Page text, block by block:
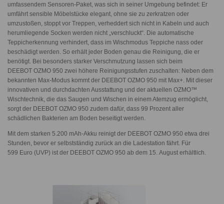
umfassendem Sensoren-Paket, was sich in seiner Umgebung befindet: Er
umfährt sensible Möbelstücke elegant, ohne sie zu zerkratzen oder
umzustoßen, stoppt vor Treppen, verheddert sich nicht in Kabeln und auch
herumliegende Socken werden nicht „verschluckt“. Die automatische
Teppicherkennung verhindert, dass im Wischmodus Teppiche nass oder
beschädigt werden. So erhält jeder Boden genau die Reinigung, die er
benötigt. Bei besonders starker Verschmutzung lassen sich beim
DEEBOT OZMO 950 zwei höhere Reinigungsstufen zuschalten: Neben dem
bekannten Max-Modus kommt der DEEBOT OZMO 950 mit Max+. Mit dieser
innovativen und durchdachten Ausstattung und der aktuellen OZMO™
Wischtechnik, die das Saugen und Wischen in einem Atemzug ermöglicht,
sorgt der DEEBOT OZMO 950 zudem dafür, dass 99 Prozent aller
schädlichen Bakterien am Boden beseitigt werden.
Mit dem starken 5.200 mAh-Akku reinigt der DEEBOT OZMO 950 etwa drei
Stunden, bevor er selbstständig zurück an die Ladestation fährt. Für
599 Euro (UVP) ist der DEEBOT OZMO 950 ab dem 15. August erhältlich.